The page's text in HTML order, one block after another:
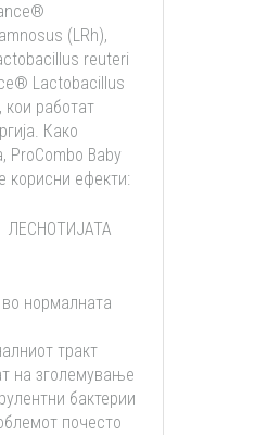
(LRh),
reuteri
Lactobacillus
кои работат
Како
ProCombo Baby
корисни ефекти:
ЛЕСНОТИЈАТА
нормалната
тракт
на зголемување
бактерии
почесто